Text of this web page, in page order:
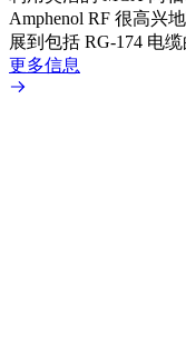
Amphenol RF 很高兴
展到包括 RG-174 电
更多信息